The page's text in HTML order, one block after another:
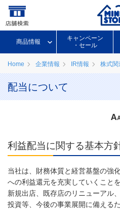
商品情報
キャンペーン
・セール
Home 企業情報 IR情報 株式関
配当について
利益配当に関する基本方
当社は、財務体質と経営基盤の強
への利益還元を充実していくこと
新規出店、既存店のリニューアル
投資等、今後の事業展開に備える